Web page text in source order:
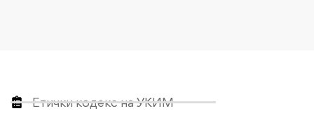
Етички кодекс на УКИМ